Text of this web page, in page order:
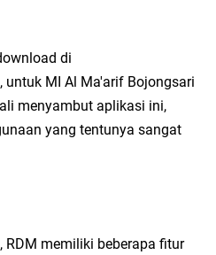
di
, untuk MI Al Ma'arif Bojongsari
menyambut aplikasi ini,
yang tentunya sangat
memiliki beberapa fitur